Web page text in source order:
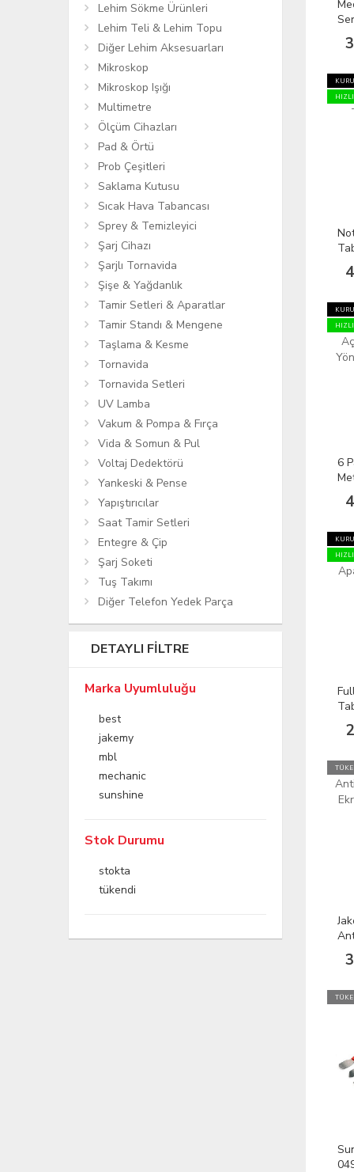
Lehim Sökme Ürünleri
Lehim Teli & Lehim Topu
Diğer Lehim Aksesuarları
Mikroskop
Mikroskop Işığı
Multimetre
Ölçüm Cihazları
Pad & Örtü
Prob Çeşitleri
Saklama Kutusu
Sıcak Hava Tabancası
Sprey & Temizleyici
Şarj Cihazı
Şarjlı Tornavida
Şişe & Yağdanlık
Tamir Setleri & Aparatlar
Tamir Standı & Mengene
Taşlama & Kesme
Tornavida
Tornavida Setleri
UV Lamba
Vakum & Pompa & Fırça
Vida & Somun & Pul
Voltaj Dedektörü
Yankeski & Pense
Yapıştırıcılar
Saat Tamir Setleri
Entegre & Çip
Şarj Soketi
Tuş Takımı
Diğer Telefon Yedek Parça
DETAYLI FILTRE
Marka Uyumluluğu
best
jakemy
mbl
mechanic
sunshine
Stok Durumu
stokta
tükendi
HIZLI
HIZLI
6
HIZLI